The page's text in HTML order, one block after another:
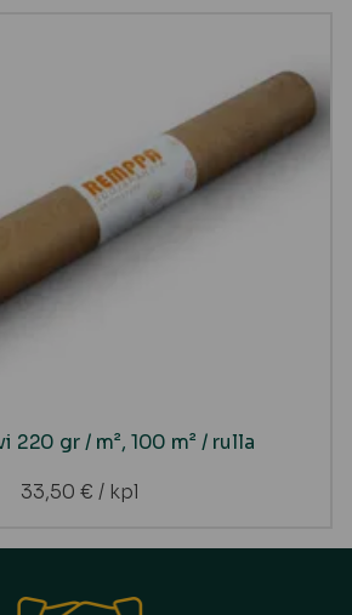
220 gr / m², 100 m² / rulla
33,50 € / kpl